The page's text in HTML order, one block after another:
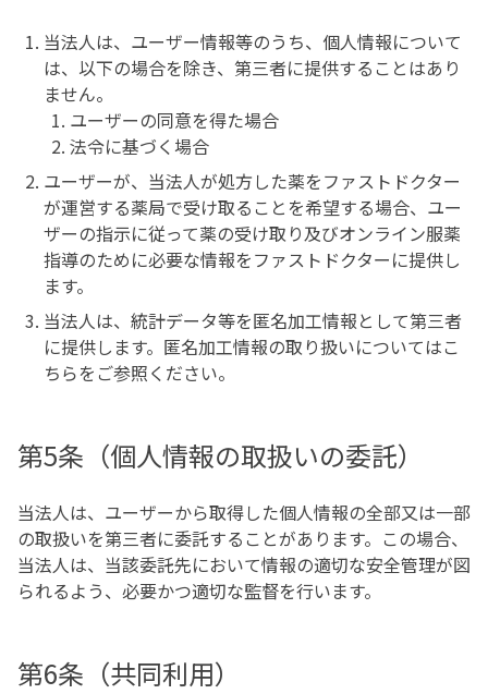
当法人は、ユーザー情報等のうち、個人情報について
は、以下の場合を除き、第三者に提供することはあり
ません。
ユーザーの同意を得た場合
法令に基づく場合
ユーザーが、当法人が処方した薬をファストドクター
が運営する薬局で受け取ることを希望する場合、ユー
ザーの指示に従って薬の受け取り及びオンライン服薬
指導のために必要な情報をファストドクターに提供し
ます。
当法人は、統計データ等を匿名加工情報として第三者
に提供します。匿名加工情報の取り扱いについてはこ
ちらをご参照ください。
第5条（個人情報の取扱いの委託）
当法人は、ユーザーから取得した個人情報の全部又は一部
の取扱いを第三者に委託することがあります。この場合、
当法人は、当該委託先において情報の適切な安全管理が図
られるよう、必要かつ適切な監督を行います。
第6条（共同利用）